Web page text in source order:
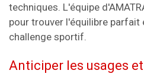
techniques. L'équipe
pour trouver l'équilibre
challenge sportif.
Anticiper les usages